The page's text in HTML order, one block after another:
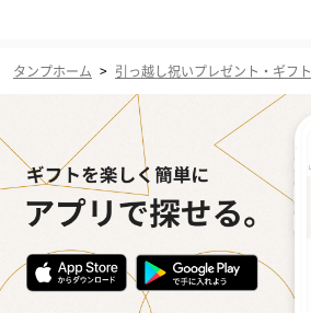
タンプホーム > 引っ越し祝いプレゼント・ギフト